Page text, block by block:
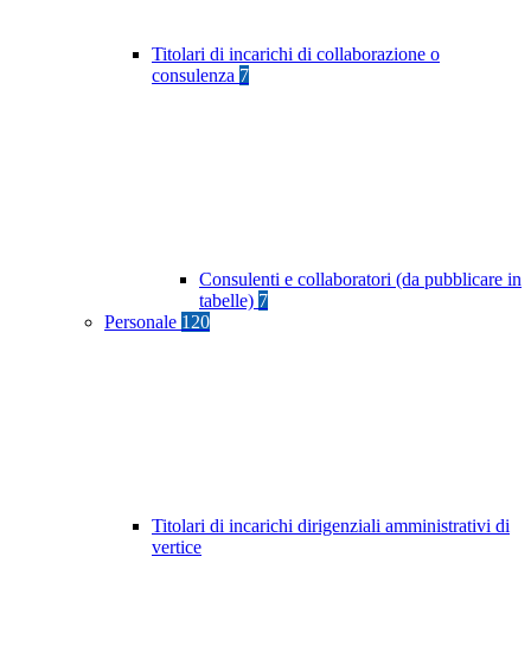
Titolari di incarichi di collaborazione o
consulenza 7
Consulenti e collaboratori (da pubblicare in
tabelle) 7
Personale 120
Titolari di incarichi dirigenziali amministrativi di
vertice